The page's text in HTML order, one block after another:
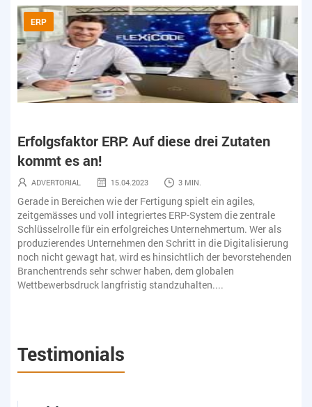
ERP
Erfolgsfaktor ERP: Auf diese drei Zutaten
kommt es an!
ADVERTORIAL 15.04.2023 3 MIN.
Gerade in Bereichen wie der Fertigung spielt ein agiles,
zeitgemässes und voll integriertes ERP-System die zentrale
Schlüsselrolle für ein erfolgreiches Unternehmertum. Wer als
produzierendes Unternehmen den Schritt in die Digitalisierung
noch nicht gewagt hat, wird es hinsichtlich der bevorstehenden
Branchentrends sehr schwer haben, dem globalen
Wettbewerbsdruck langfristig standzuhalten....
Testimonials